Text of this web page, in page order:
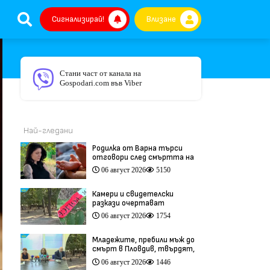
Сигнализирай! Влизане
Стани част от канала на
Gospodari.com във Viber
Най-гледани
Родилка от Варна търси
отговори след смъртта на
бебето ѝ дни преди секцио
(видео)
06 август 2026 5150
Камери и свидетелски
разкази очертават
хронологията на фаталния
побой край Младежкия хълм
06 август 2026 1754
Младежите, пребили мъж до
смърт в Пловдив, твърдят,
че са „ловци на педофили”
(видео)
06 август 2026 1446